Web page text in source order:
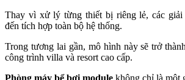
Thay vì xử lý từng thiết bị riêng lẻ, các giải
đến tích hợp toàn bộ hệ thống.
Trong tương lai gần, mô hình này sẽ trở
công trình villa và resort cao cấp.
Phòng máy bể bơi module không chỉ là một